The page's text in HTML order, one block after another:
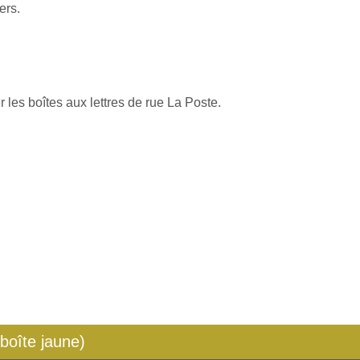
les boîtes aux lettres de rue La Poste.
jaune)